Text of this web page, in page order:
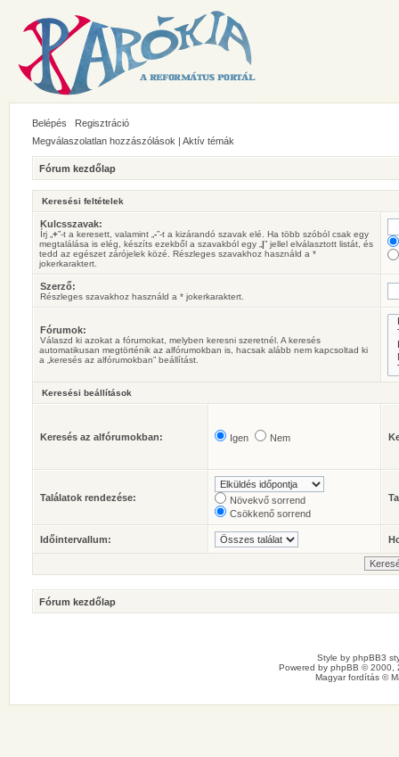
Belépés
Regisztráció
Megválaszolatlan hozzászólások | Aktív témák
Fórum kezdőlap
Keresési feltételek
Kulcsszavak:
Írj „ +”-t a keresett, valamint „ -”-t a kizárandó szavak elé. Ha több szóból csak egy
megtalálása is elég, készíts ezekből a szavakból egy „ |” jellel elválasztott listát, és
tedd az egészet zárójelek közé. Részleges szavakhoz használd a *
jokerkaraktert.
Szerző:
Részleges szavakhoz használd a * jokerkaraktert.
Fórumok:
Válaszd ki azokat a fórumokat, melyben keresni szeretnél. A keresés
automatikusan megtörténik az alfórumokban is, hacsak alább nem kapcsoltad ki
a „keresés az alfórumokban” beállítást.
Keresési beállítások
Keresés az alfórumokban: Igen Nem
Találatok rendezése:
Növekvő sorrend
Csökkenő sorrend
Időintervallum:
Fórum kezdőlap
Style by phpBB3
Powered by phpBB © 2000,
Magyar fordítás ©